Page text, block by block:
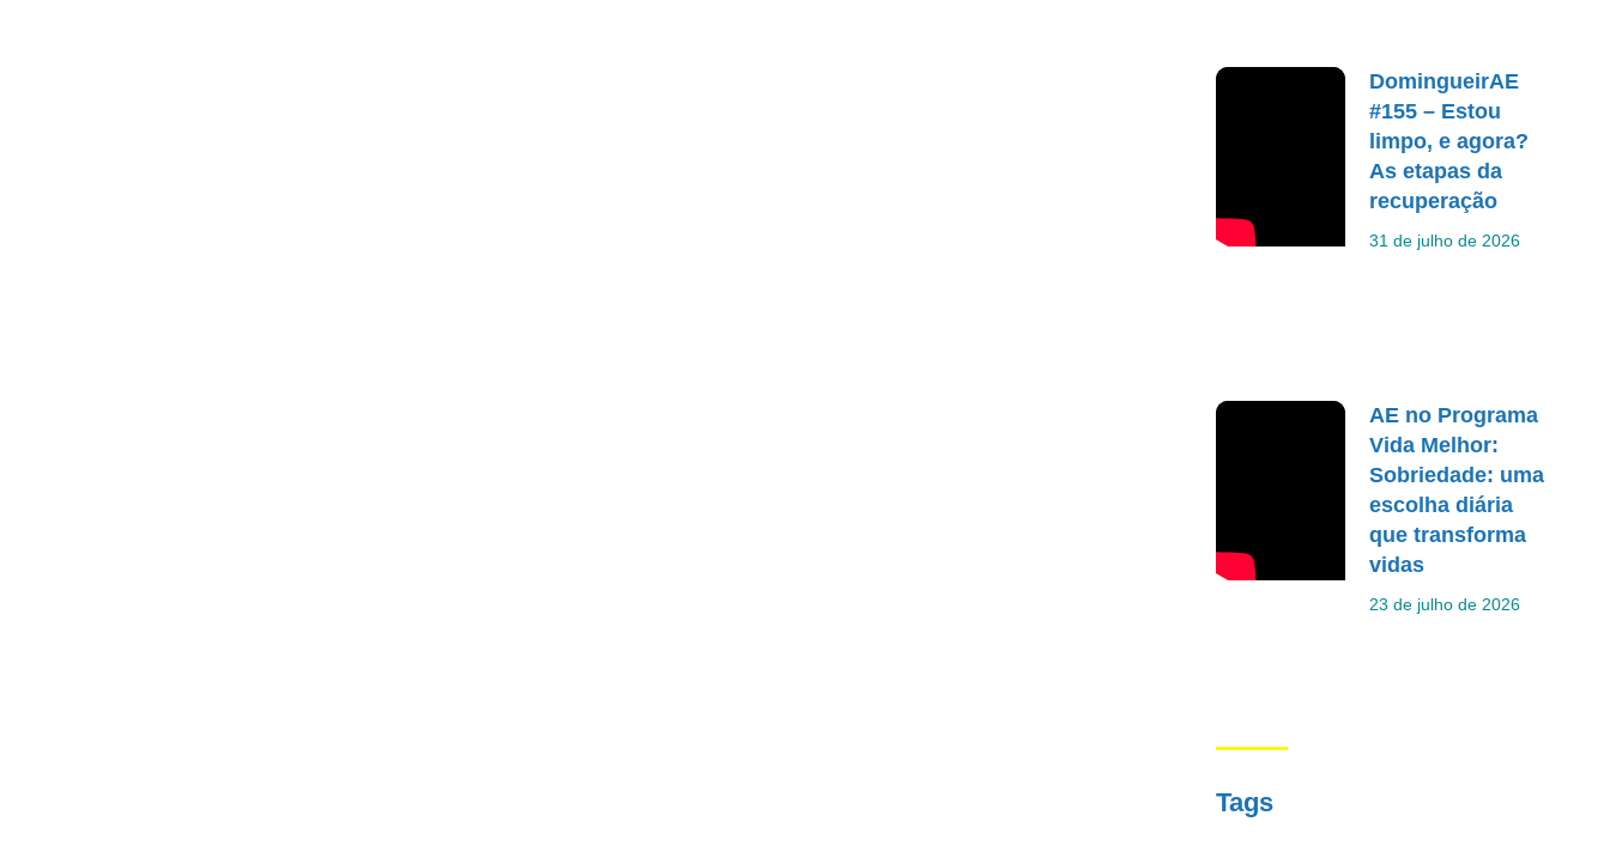
DomingueirAE
#155 – Estou
limpo, e agora?
As etapas da
recuperação
31 de julho de 2026
AE no Programa
Vida Melhor:
Sobriedade: uma
escolha diária
que transforma
vidas
23 de julho de 2026
Tags